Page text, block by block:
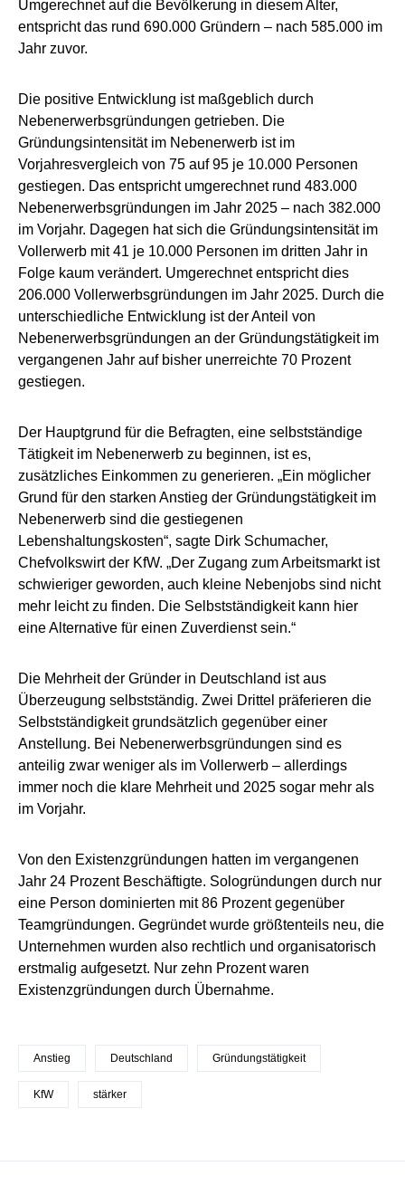
Umgerechnet auf die Bevölkerung in diesem Alter,
entspricht das rund 690.000 Gründern – nach 585.000 im
Jahr zuvor.
Die positive Entwicklung ist maßgeblich durch
Nebenerwerbsgründungen getrieben. Die
Gründungsintensität im Nebenerwerb ist im
Vorjahresvergleich von 75 auf 95 je 10.000 Personen
gestiegen. Das entspricht umgerechnet rund 483.000
Nebenerwerbsgründungen im Jahr 2025 – nach 382.000
im Vorjahr. Dagegen hat sich die Gründungsintensität im
Vollerwerb mit 41 je 10.000 Personen im dritten Jahr in
Folge kaum verändert. Umgerechnet entspricht dies
206.000 Vollerwerbsgründungen im Jahr 2025. Durch die
unterschiedliche Entwicklung ist der Anteil von
Nebenerwerbsgründungen an der Gründungstätigkeit im
vergangenen Jahr auf bisher unerreichte 70 Prozent
gestiegen.
Der Hauptgrund für die Befragten, eine selbstständige
Tätigkeit im Nebenerwerb zu beginnen, ist es,
zusätzliches Einkommen zu generieren. „Ein möglicher
Grund für den starken Anstieg der Gründungstätigkeit im
Nebenerwerb sind die gestiegenen
Lebenshaltungskosten“, sagte Dirk Schumacher,
Chefvolkswirt der KfW. „Der Zugang zum Arbeitsmarkt ist
schwieriger geworden, auch kleine Nebenjobs sind nicht
mehr leicht zu finden. Die Selbstständigkeit kann hier
eine Alternative für einen Zuverdienst sein.“
Die Mehrheit der Gründer in Deutschland ist aus
Überzeugung selbstständig. Zwei Drittel präferieren die
Selbstständigkeit grundsätzlich gegenüber einer
Anstellung. Bei Nebenerwerbsgründungen sind es
anteilig zwar weniger als im Vollerwerb – allerdings
immer noch die klare Mehrheit und 2025 sogar mehr als
im Vorjahr.
Von den Existenzgründungen hatten im vergangenen
Jahr 24 Prozent Beschäftigte. Sologründungen durch nur
eine Person dominierten mit 86 Prozent gegenüber
Teamgründungen. Gegründet wurde größtenteils neu, die
Unternehmen wurden also rechtlich und organisatorisch
erstmalig aufgesetzt. Nur zehn Prozent waren
Existenzgründungen durch Übernahme.
Anstieg Deutschland Gründungstätigkeit
KfW stärker